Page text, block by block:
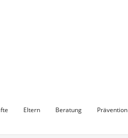
Eltern Beratung Prävention